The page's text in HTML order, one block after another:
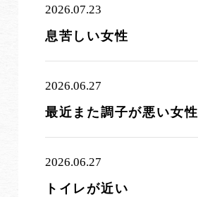
2026.07.23
息苦しい女性
2026.06.27
最近また調子が悪い女性
2026.06.27
トイレが近い